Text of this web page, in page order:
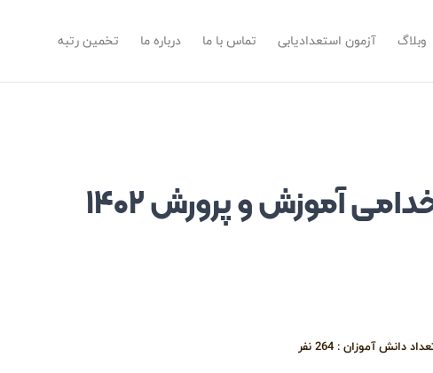
وبلاگ آزمون استعدادیابی تماس با ما درباره ما تخمین رتبه
آموزش و پرورش ۱۴۰۲
دانش آموزان :264نفر